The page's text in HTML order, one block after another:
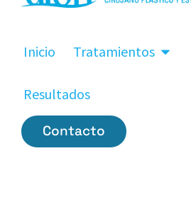
Inicio Tratamientos
Resultados
Contacto